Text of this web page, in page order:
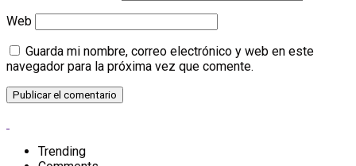
Web
Guarda mi nombre, correo electrónico y web en este
navegador para la próxima vez que comente.
Trending